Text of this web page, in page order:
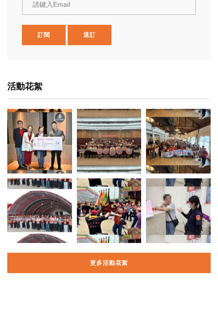
請鍵入Email
訂閱 退訂
活動花絮
更多活動花絮